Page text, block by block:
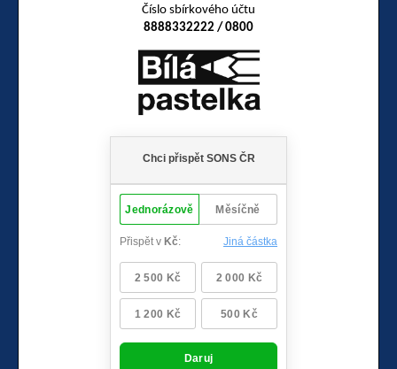
Číslo sbírkového účtu
8888332222 / 0800